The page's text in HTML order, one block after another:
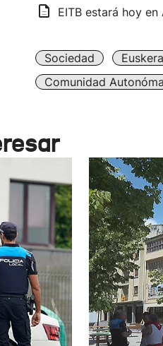
EITB estará hoy
Sociedad Euskera
Comunidad